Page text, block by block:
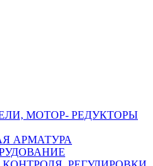
МОТОР- РЕДУКТОРЫ
АРМАТУРА